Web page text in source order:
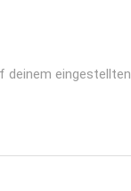
deinem